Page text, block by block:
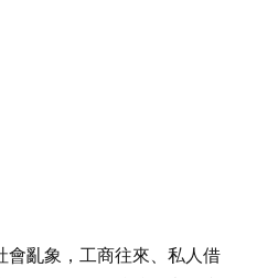
亂象，工商往來、私人借